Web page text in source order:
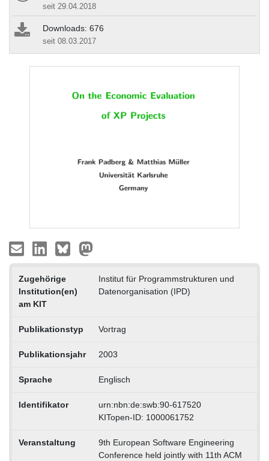
seit 29.04.2018
Downloads: 676
seit 08.03.2017
Zugehörige
Institution(en)
am KIT
Institut für Programmstrukturen und
Datenorganisation (IPD)
Publikationstyp Vortrag
Publikationsjahr 2003
Sprache Englisch
Identifikator
urn:nbn:de:swb:90-617520
KITopen-ID: 1000061752
Veranstaltung
9th European Software Engineering
Conference held jointly with 11th ACM